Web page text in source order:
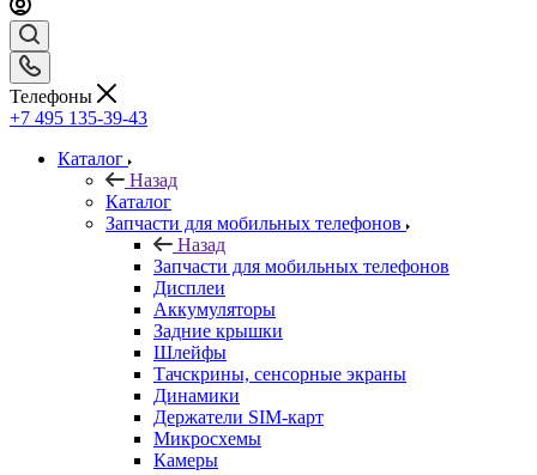
Телефоны
+7 495 135-39-43
Назад
Каталог
Запчасти для мобильных телефонов
Назад
Запчасти для мобильных телефонов
Дисплеи
Аккумуляторы
Задние крышки
Шлейфы
Тачскрины, сенсорные экраны
Динамики
Держатели SIM-карт
Микросхемы
Камеры
Платы клавиатуры